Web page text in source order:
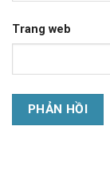
Trang web